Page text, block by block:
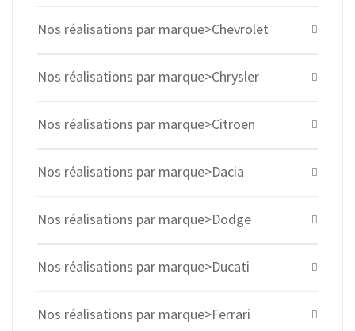
Nos réalisations par marque>Chevrolet
Nos réalisations par marque>Chrysler
Nos réalisations par marque>Citroen
Nos réalisations par marque>Dacia
Nos réalisations par marque>Dodge
Nos réalisations par marque>Ducati
Nos réalisations par marque>Ferrari